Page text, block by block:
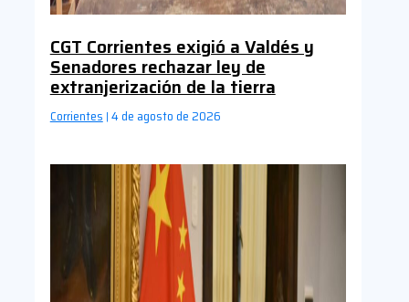
CGT Corrientes exigió a Valdés y
Senadores rechazar ley de
extranjerización de la tierra
Corrientes | 4 de agosto de 2026